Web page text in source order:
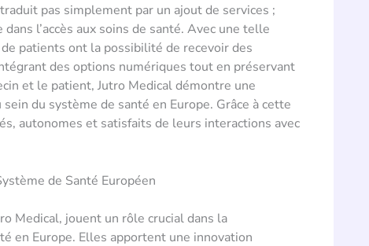
pas simplement par un ajout de services ;
l’accès aux soins de santé. Avec une telle
patients ont la possibilité de recevoir des
des options numériques tout en préservant
et le patient, Jutro Medical démontre une
du système de santé en Europe. Grâce à cette
autonomes et satisfaits de leurs interactions avec
de Santé Européen
Medical, jouent un rôle crucial dans la
en Europe. Elles apportent une innovation